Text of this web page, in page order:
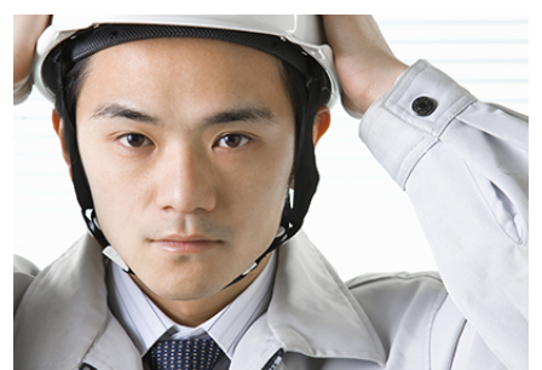
2026/06/30
岐阜県各務原市那加の住宅へ台所蛇口水漏れのトラブ
ルでお伺いしました。
スタッフの修理報告や事例の一覧はこちら